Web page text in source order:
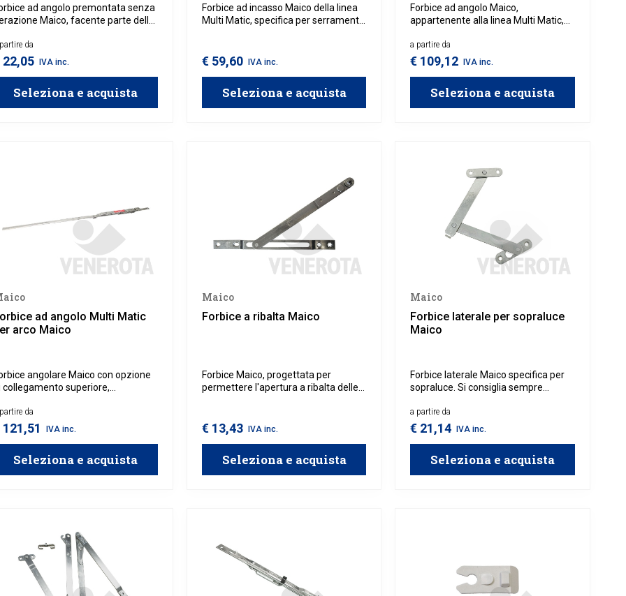
ad angolo premontata senza
Maico, facente parte della
in legno, alluminio o PVC.
da
22,05 IVA inc.
Seleziona e acquista
Forbice ad incasso Maico della linea
Multi Matic, specifica per serramenti
anta battente.
€ 59,60 IVA inc.
Seleziona e acquista
Forbice ad angolo Maico,
appartenente alla linea Multi Matic,
in legno, alluminio o PVC con
apertura ad anta ribalta o ad anta
battente.
a partire da
€ 109,12 IVA inc.
Seleziona e acquista
ad angolo Multi Matic
arco Maico
angolare Maico con opzione
collegamento superiore,
progettata per finestre ad arco
legno, alluminio o PVC con
a ribalta o a battente.
da
121,51 IVA inc.
Seleziona e acquista
Maico
Forbice a ribalta Maico
Forbice Maico, progettata per
permettere l'apertura a ribalta delle
€ 13,43 IVA inc.
Seleziona e acquista
Maico
Forbice laterale per sopraluce
Maico
Forbice laterale Maico specifica per
sopraluce. Si consiglia sempre
a partire da
€ 21,14 IVA inc.
Seleziona e acquista